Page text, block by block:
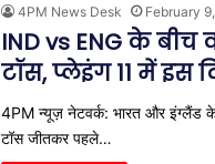
4PM News Desk February
IND vs ENG के
टॉस, प्लेइंग 11 में इस
4PM न्यूज़ नेटवर्क: भारत और इंग्लैंड
टॉस जीतकर पहले…